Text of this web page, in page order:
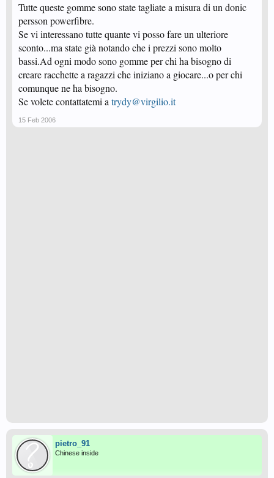
Tutte queste gomme sono state tagliate a misura di un donic
persson powerfibre.
Se vi interessano tutte quante vi posso fare un ulteriore
sconto...ma state già notando che i prezzi sono molto
bassi.Ad ogni modo sono gomme per chi ha bisogno di
creare racchette a ragazzi che iniziano a giocare...o per chi
comunque ne ha bisogno.
Se volete contattatemi a trydy@virgilio.it
15 Feb 2006
pietro_91
Chinese inside